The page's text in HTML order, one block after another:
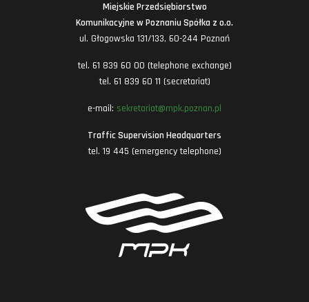
Miejskie Przedsiębiorstwo
Komunikacyjne w Poznaniu Spółka z o.o.
ul. Głogowska 131/133, 60-244 Poznań
tel. 61 839 60 00 (telephone exchange)
tel. 61 839 60 11 (secretariat)
e-mail: sekretariat@mpk.poznan.pl
Traffic Supervision Headquarters
tel. 19 445 (emergency telephone)